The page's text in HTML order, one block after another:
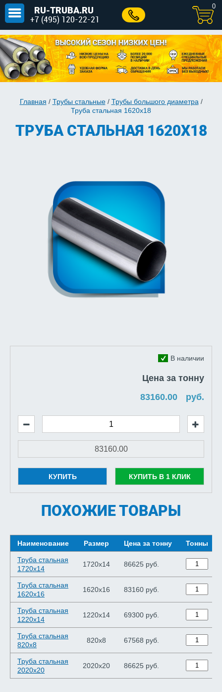
RU-TRUBA.RU
+7 (495) 120-22-21
0
Главная / Трубы стальные/ Трубы большого диаметра /
Труба стальная 1620х18
ТРУБА СТАЛЬНАЯ 1620Х18
В наличии
Цена за тонну
руб.
КУПИТЬ КУПИТЬ В 1 КЛИК
ПОХОЖИЕ ТОВАРЫ
Наименование Размер Цена за тонну Тонны
Труба стальная
1720х14
1720х14 86625 руб.
Труба стальная
1620х16
1620х16 83160 руб.
Труба стальная
1220х14
1220х14 69300 руб.
Труба стальная
820х8
820х8 67568 руб.
Труба стальная
2020х20
2020х20 86625 руб.